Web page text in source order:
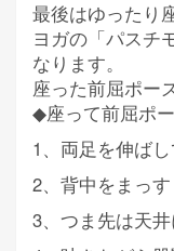
最後はゆったり
ヨガの「パスチ
なります。
座った前屈ポー
◆座って前屈ポ
1、両足を伸ば
2、背中をまっ
3、つま先は天